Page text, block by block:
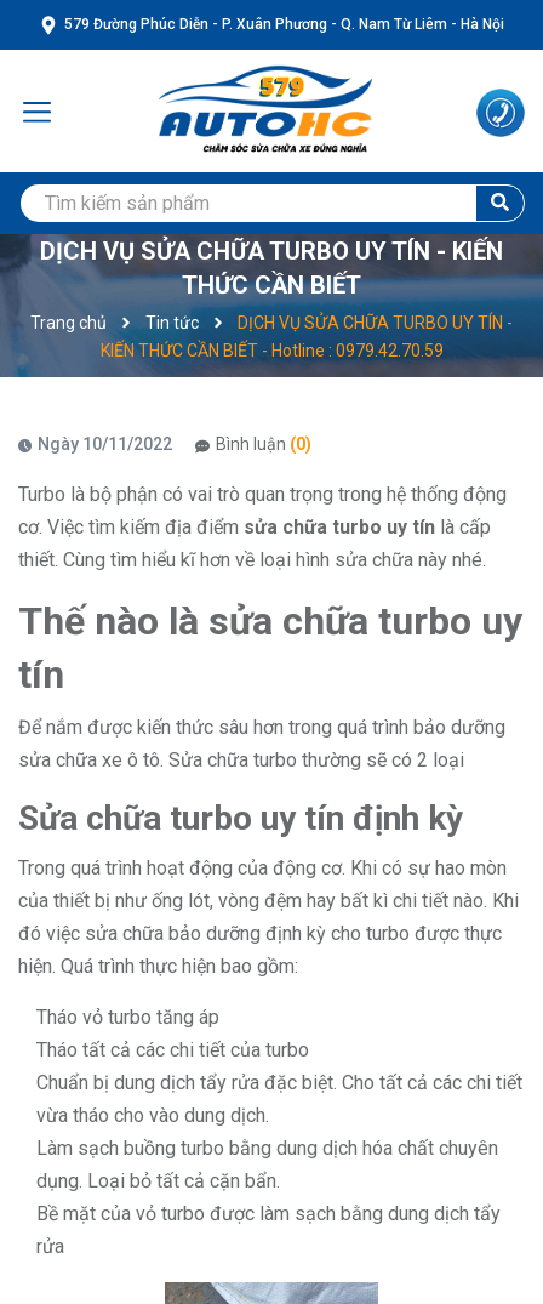
579 Đường Phúc Diễn - P. Xuân Phương - Q. Nam Từ Liêm - Hà Nội
DỊCH VỤ SỬA CHỮA TURBO UY TÍN - KIẾN
THỨC CẦN BIẾT
Trang chủ Tin tức
DỊCH VỤ SỬA CHỮA TURBO UY TÍN -
KIẾN THỨC CẦN BIẾT - Hotline : 0979.42.70.59
Ngày 10/11/2022 Bình luận (0)
Turbo là bộ phận có vai trò quan trọng trong hệ thống động
cơ. Việc tìm kiếm địa điểm sửa chữa turbo uy tín là cấp
thiết. Cùng tìm hiểu kĩ hơn về loại hình sửa chữa này nhé.
Thế nào là sửa chữa turbo uy
tín
Để nắm được kiến thức sâu hơn trong quá trình bảo dưỡng
sửa chữa xe ô tô. Sửa chữa turbo thường sẽ có 2 loại
Sửa chữa turbo uy tín định kỳ
Trong quá trình hoạt động của động cơ. Khi có sự hao mòn
của thiết bị như ống lót, vòng đệm hay bất kì chi tiết nào. Khi
đó việc sửa chữa bảo dưỡng định kỳ cho turbo được thực
hiện. Quá trình thực hiện bao gồm:
Tháo vỏ turbo tăng áp
Tháo tất cả các chi tiết của turbo
Chuẩn bị dung dịch tẩy rửa đặc biệt. Cho tất cả các chi tiết
vừa tháo cho vào dung dịch.
Làm sạch buồng turbo bằng dung dịch hóa chất chuyên
dụng. Loại bỏ tất cả cặn bẩn.
Bề mặt của vỏ turbo được làm sạch bằng dung dịch tẩy
rửa